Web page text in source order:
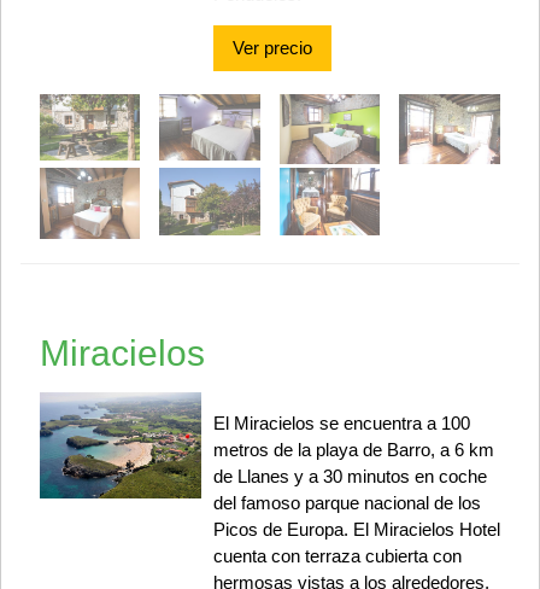
Ver precio
Miracielos
El Miracielos se encuentra a 100
metros de la playa de Barro, a 6 km
de Llanes y a 30 minutos en coche
del famoso parque nacional de los
Picos de Europa. El Miracielos Hotel
cuenta con terraza cubierta con
hermosas vistas a los alrededores,